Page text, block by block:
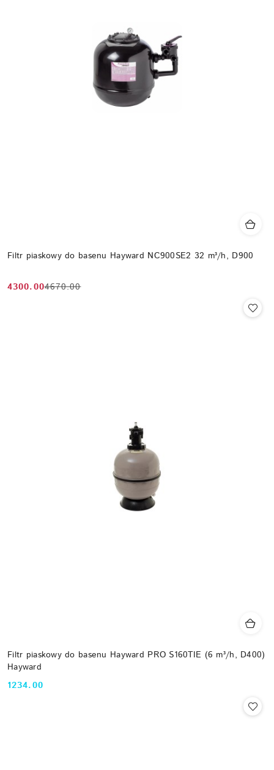
Filtr piaskowy do basenu Hayward NC900SE2 32 m³/h, D900
Cena
4300.00
Cena
4670.00
Filtr piaskowy do basenu Hayward PRO S160TIE (6 m³/h, D400)
Hayward
Cena:
1234.00